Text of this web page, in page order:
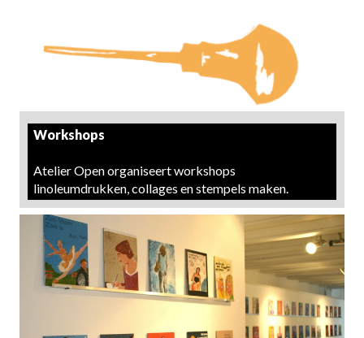
Workshops
Atelier Open organiseert workshops
linoleumdrukken, collages en stempels maken.